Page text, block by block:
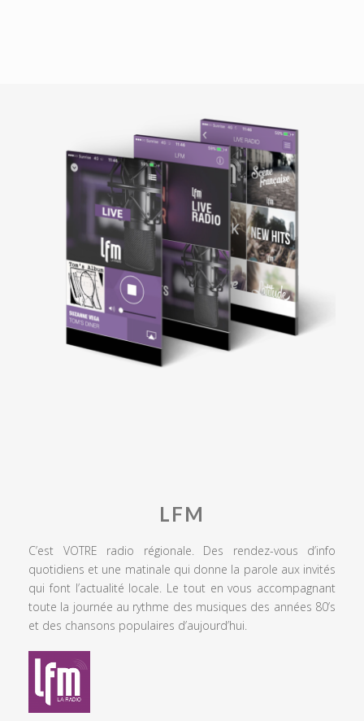
LFM
C’est VOTRE radio régionale. Des rendez-vous d’info
quotidiens et une matinale qui donne la parole aux invités
qui font l’actualité locale. Le tout en vous accompagnant
toute la journée au rythme des musiques des années 80’s
et des chansons populaires d’aujourd’hui.